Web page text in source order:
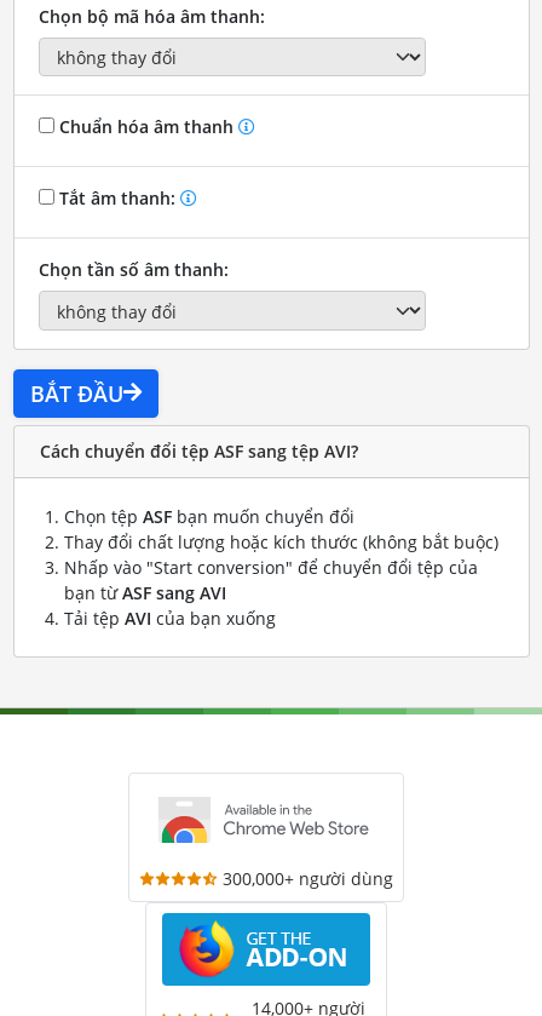
Chọn bộ mã hóa âm thanh:
Chuẩn hóa âm thanh
Tắt âm thanh:
Chọn tần số âm thanh:
BẮT ĐẦU
Cách chuyển đổi tệp ASF sang tệp AVI?
Chọn tệp ASFbạn muốn chuyển đổi
Thay đổi chất lượng hoặc kích thước (không bắt buộc)
Nhấp vào "Start conversion" để chuyển đổi tệp của
bạn từASF sang AVI
Tải tệp AVI của bạn xuống
300,000+ người dùng
14,000+ người